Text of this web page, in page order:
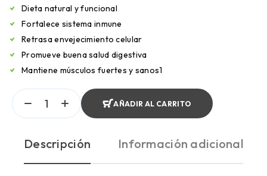
Dieta natural y funcional
Fortalece sistema inmune
Retrasa envejecimiento celular
Promueve buena salud digestiva
Mantiene músculos fuertes y sanos1
AÑADIR AL CARRITO
Descripción Información adicional